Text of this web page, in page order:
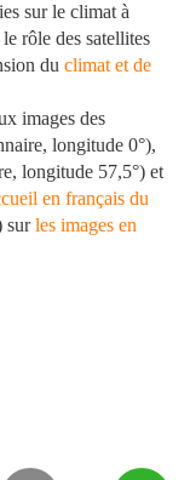
sur le climat à
rôle des satellites
du climat et de
images des
longitude 0°),
longitude 57,5°) et
en français du
surles images en